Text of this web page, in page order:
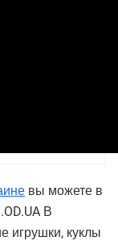
вы можете в
В
игрушки, куклы